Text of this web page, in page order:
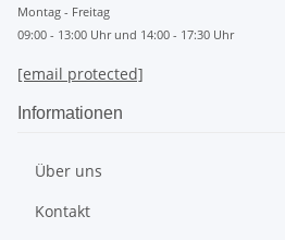
Montag - Freitag
09:00 - 13:00 Uhr und 14:00 - 17:30 Uhr
[email protected]
Informationen
Über uns
Kontakt